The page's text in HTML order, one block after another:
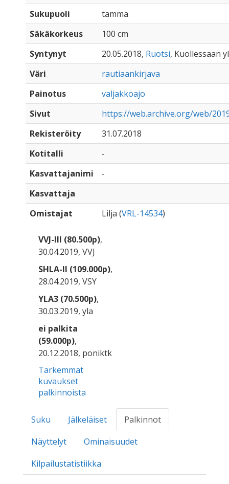
Sukupuoli
tamma
Säkäkorkeus
100 cm
Syntynyt
20.05.2018, Ruotsi, Kuollessaan
Väri
rautiaankirjava
Painotus
valjakkoajo
Sivut
https://web.archive.org/web/
Rekisteröity
31.07.2018
Kotitalli
-
Kasvattajanimi
-
Kasvattaja
Omistajat
Lilja (VRL-14534)
VVJ-III (80.500p),
30.04.2019, VVJ
SHLA-II (109.000p),
28.04.2019, VSY
YLA3 (70.500p),
30.03.2019, yla
ei palkita
(59.000p),
20.12.2018, poniktk
Tarkemmat
kuvaukset
palkinnoista
Suku Jälkeläiset
Palkinnot
Näyttelyt
Ominaisuudet
Kilpailustatistiikka